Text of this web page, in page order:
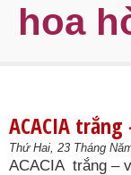
hoa
ACACIA
Thứ Hai, 23 Tháng
ACACIA trắng –